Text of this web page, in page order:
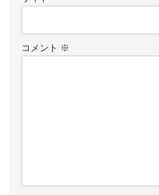
コメント ※